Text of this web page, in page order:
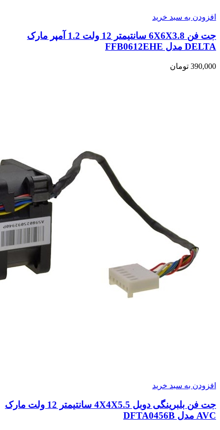
افزودن به سبد خرید
جت فن 6X6X3.8 سانتیمتر 12 ولت 1.2 آمپر مارک
DELTA مدل FFB0612EHE
390,000 تومان
افزودن به سبد خرید
جت فن بلبرینگی دوبل 4X4X5.5 سانتیمتر 12 ولت مارک
AVC مدل DFTA0456B